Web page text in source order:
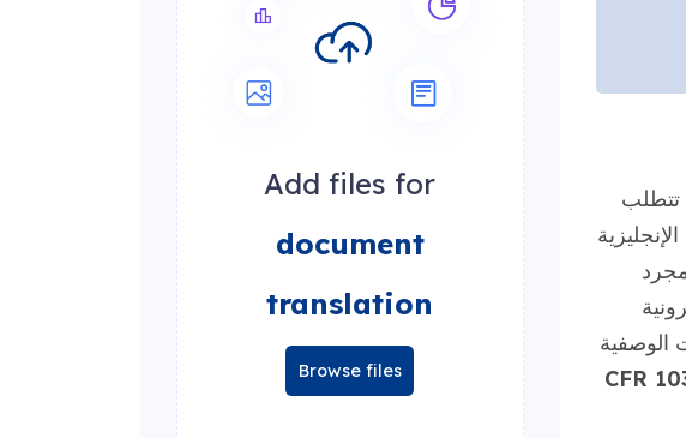
تتطلب
البيانات الوصفية
8 CFR
Add files for
document
translation
Browse files